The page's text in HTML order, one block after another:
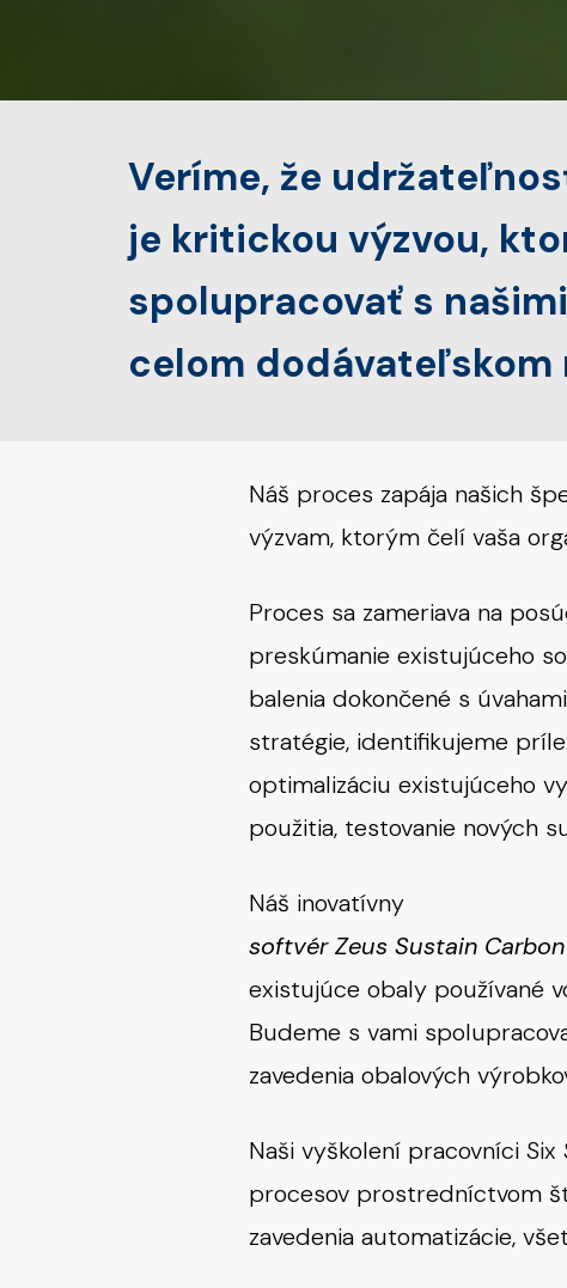
Veríme, že
je kritickou výzvou,
spolupracovať s
celom dodávateľskom
Náš proces zapája našich
výzvam, ktorým čelí vaša
Proces sa zameriava na
preskúmanie existujúceho
balenia dokončené s
stratégie, identifikujeme
optimalizáciu existujúceho
použitia, testovanie nových
Náš inovatívny
softvér Zeus Sustain
existujúce obaly používané
Budeme s vami
zavedenia obalových
Naši vyškolení pracovníci
procesov prostredníctvom
zavedenia automatizácie,